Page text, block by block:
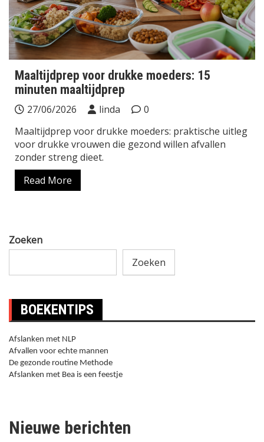
Maaltijdprep voor drukke moeders: 15
minuten maaltijdprep
27/06/2026 linda
0
Maaltijdprep voor drukke moeders: praktische uitleg
voor drukke vrouwen die gezond willen afvallen
zonder streng dieet.
Read More
Zoeken
Zoeken
BOEKENTIPS
Afslanken met NLP
Afvallen voor echte mannen
De gezonde routine Methode
Afslanken met Bea is een feestje
Nieuwe berichten